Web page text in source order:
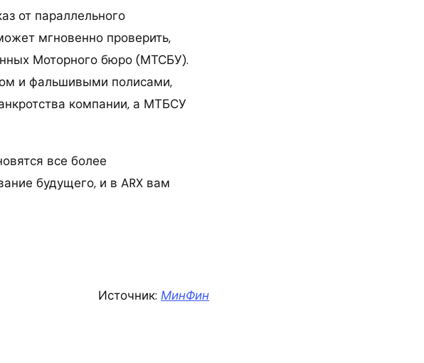
от параллельного
мгновенно проверить,
Моторного бюро (МТСБУ).
и фальшивыми полисами,
компании, а МТБСУ
все более
будущего, и в ARX вам
Источник: МинФин